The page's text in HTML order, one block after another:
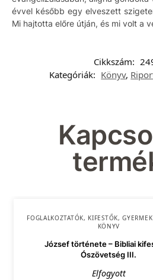
évvel később egy elveszett
Mi hajtotta előre útján, és mi volt a
Cikkszám:
Kategóriák: Könyv,
FOGLALKOZTATÓK, KIFESTŐK,
KÖNYV
József története – Bibliai
Ószövetség III.
Elfogyott